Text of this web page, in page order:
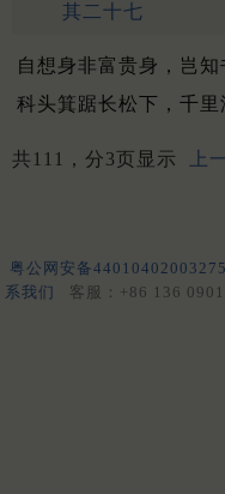
其二十七
自想身非富贵身，岂知
科头箕踞长松下，千里
共111，分3页显示 上
粤公网安备44010402003275
系我们
客服：+86 136